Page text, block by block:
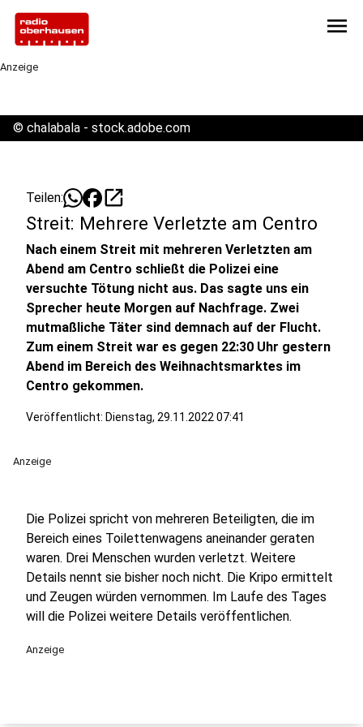
menu
Anzeige
© chalabala - stock.adobe.com
Teilen: open_in_new
Streit: Mehrere Verletzte am Centro
Nach einem Streit mit mehreren Verletzten am
Abend am Centro schließt die Polizei eine
versuchte Tötung nicht aus. Das sagte uns ein
Sprecher heute Morgen auf Nachfrage. Zwei
mutmaßliche Täter sind demnach auf der Flucht.
Zum einem Streit war es gegen 22:30 Uhr gestern
Abend im Bereich des Weihnachtsmarktes im
Centro gekommen.
Veröffentlicht: Dienstag, 29.11.2022 07:41
Anzeige
Die Polizei spricht von mehreren Beteiligten, die im
Bereich eines Toilettenwagens aneinander geraten
waren. Drei Menschen wurden verletzt. Weitere
Details nennt sie bisher noch nicht. Die Kripo ermittelt
und Zeugen würden vernommen. Im Laufe des Tages
will die Polizei weitere Details veröffentlichen.
Anzeige